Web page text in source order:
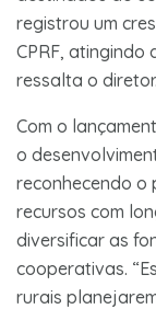
registrou um
CPRF, atingindo
ressalta o diretor.
Com o
o
reconhecendo o
recursos com
diversificar as
cooperativas.
rurais